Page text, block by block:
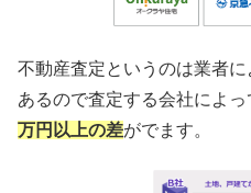
不動産査定というのは業者に
あるので査定する会社によっ
万円以上の差がでます。